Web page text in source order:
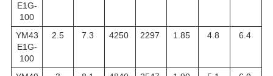
E1G-
100
YM43
E1G-
100
2.5 7.3 4250 2297 1.85 4.8 6.4